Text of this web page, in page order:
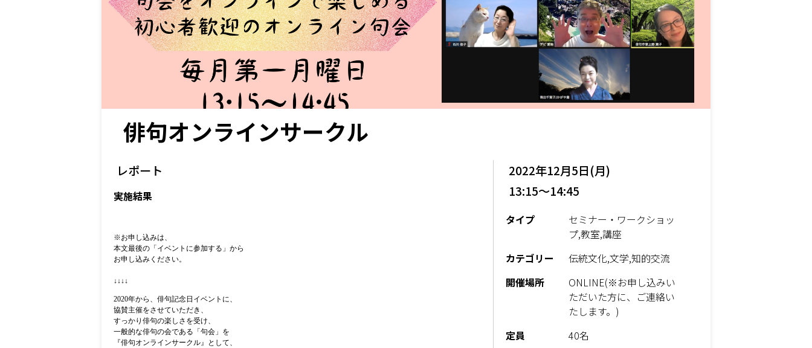
俳句オンラインサークル
レポート
実施結果
※お申し込みは、
本文最後の「イベントに参加する」から
お申し込みください。
↓↓↓↓
2020年から、俳句記念日イベントに、
協賛主催をさせていただき、
すっかり俳句の楽しさを受け、
一般的な俳句の会である「句会」を
『俳句オンラインサークル』として、
2022年12月5日(月)
13:15～14:45
タイプ
セミナー・ワークショッ
プ,教室,講座
カテゴリー
伝統文化,文学,知的交流
開催場所
ONLINE(※お申し込みい
ただいた方に、ご連絡い
たします。)
定員
40名